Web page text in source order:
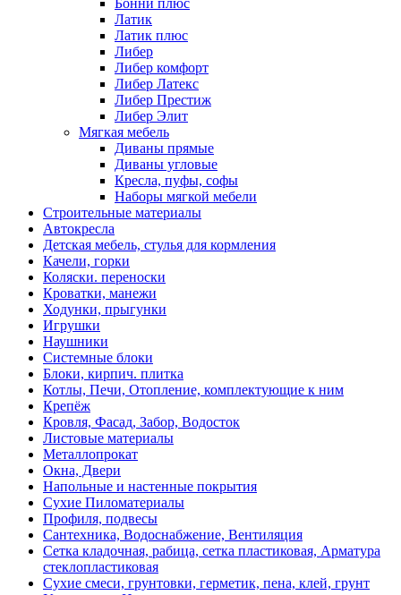
Латик
Латик плюс
Либер
Либер комфорт
Либер Латекс
Либер Престиж
Либер Элит
Мягкая мебель
Диваны прямые
Диваны угловые
Кресла, пуфы, софы
Наборы мягкой мебели
Строительные материалы
Автокресла
Детская мебель, стулья для кормления
Качели, горки
Коляски. переноски
Кроватки, манежи
Ходунки, прыгунки
Игрушки
Наушники
Системные блоки
Блоки, кирпич. плитка
Котлы, Печи, Отопление, комплектующие к ним
Крепёж
Кровля, Фасад, Забор, Водосток
Листовые материалы
Металлопрокат
Окна, Двери
Напольные и настенные покрытия
Сухие Пиломатериалы
Профиля, подвесы
Сантехника, Водоснабжение, Вентиляция
Сетка кладочная, рабица, сетка пластиковая, Арматура
стеклопластиковая
Сухие смеси, грунтовки, герметик, пена, клей, грунт